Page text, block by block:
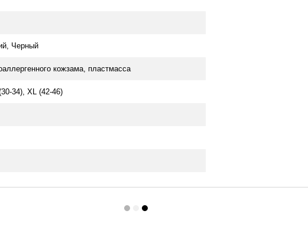
Черный
кожзама, пластмасса
34), XL (42-46)